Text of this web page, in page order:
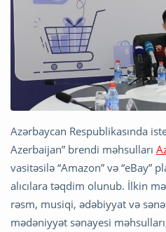
Azərbaycan Respublikasında
Azerbaijan” brendi məhsulları
vasitəsilə “Amazon” və “eBay”
alıcılara təqdim olunub. İlkin
rəsm, musiqi, ədəbiyyat və
mədəniyyət sənayesi